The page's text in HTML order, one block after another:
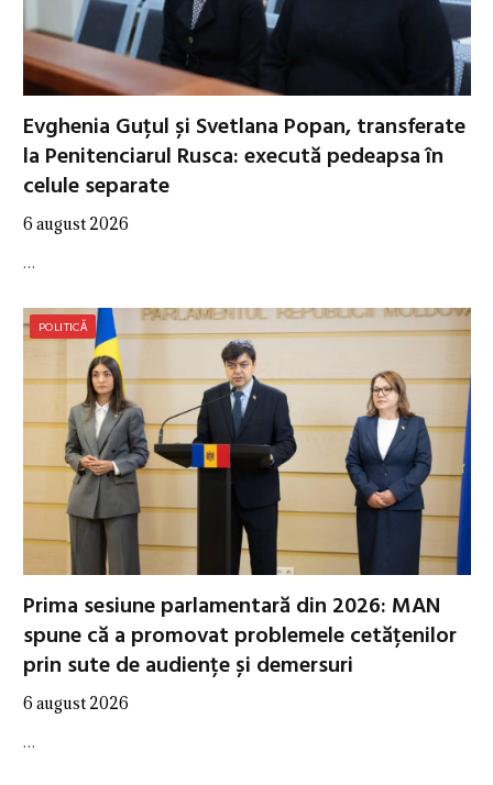
Evghenia Guțul și Svetlana Popan, transferate
la Penitenciarul Rusca: execută pedeapsa în
celule separate
6 august 2026
…
POLITICĂ
Prima sesiune parlamentară din 2026: MAN
spune că a promovat problemele cetățenilor
prin sute de audiențe și demersuri
6 august 2026
…